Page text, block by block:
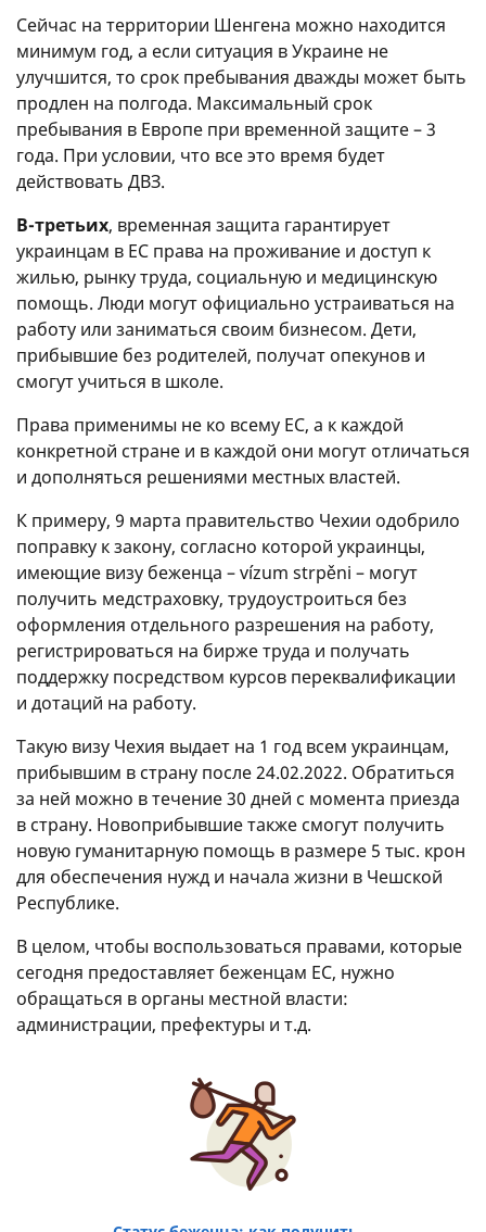
Сейчас на территории Шенгена можно находится
минимум год, а если ситуация в Украине не
улучшится, то срок пребывания дважды может быть
продлен на полгода. Максимальный срок
пребывания в Европе при временной защите – 3
года. При условии, что все это время будет
действовать ДВЗ.
В-третьих, временная защита гарантирует
украинцам в ЕС права на проживание и доступ к
жилью, рынку труда, социальную и медицинскую
помощь. Люди могут официально устраиваться на
работу или заниматься своим бизнесом. Дети,
прибывшие без родителей, получат опекунов и
смогут учиться в школе.
Права применимы не ко всему ЕС, а к каждой
конкретной стране и в каждой они могут отличаться
и дополняться решениями местных властей.
К примеру, 9 марта правительство Чехии одобрило
поправку к закону, согласно которой украинцы,
имеющие визу беженца – vízum strpěni – могут
получить медстраховку, трудоустроиться без
оформления отдельного разрешения на работу,
регистрироваться на бирже труда и получать
поддержку посредством курсов переквалификации
и дотаций на работу.
Такую визу Чехия выдает на 1 год всем украинцам,
прибывшим в страну после 24.02.2022. Обратиться
за ней можно в течение 30 дней с момента приезда
в страну. Новоприбывшие также смогут получить
новую гуманитарную помощь в размере 5 тыс. крон
для обеспечения нужд и начала жизни в Чешской
Республике.
В целом, чтобы воспользоваться правами, которые
сегодня предоставляет беженцам ЕС, нужно
обращаться в органы местной власти:
администрации, префектуры и т.д.